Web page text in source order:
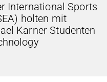
International Sports
holten mit
Karner Studenten